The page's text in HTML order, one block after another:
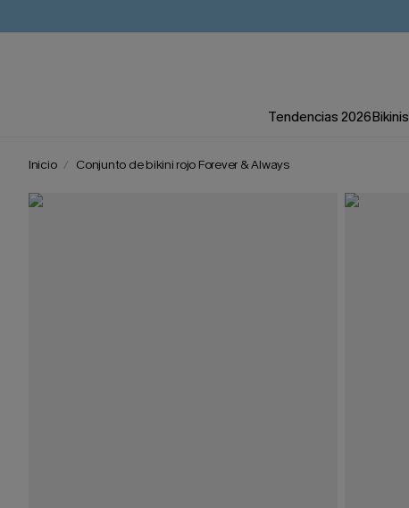
Tendencias 2026Bikinis
Inicio Conjunto de bikini rojo Forever & Always